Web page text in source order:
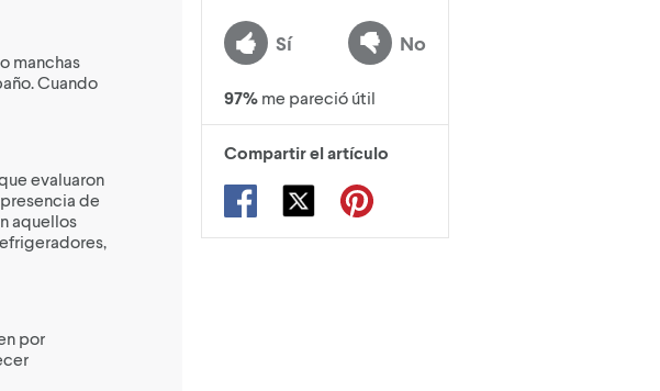
manchas
Cuando
evaluaron
de
aquellos
por
Sí No
97% me pareció útil
Compartir el artículo